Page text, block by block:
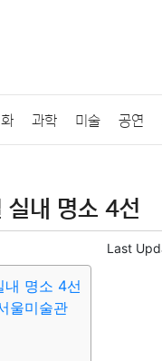
과학 미술 공연
일상 주식 암호화폐
동물 패션
원예 금융
실내 명소 4선
Last
내 명소 4선
울미술관